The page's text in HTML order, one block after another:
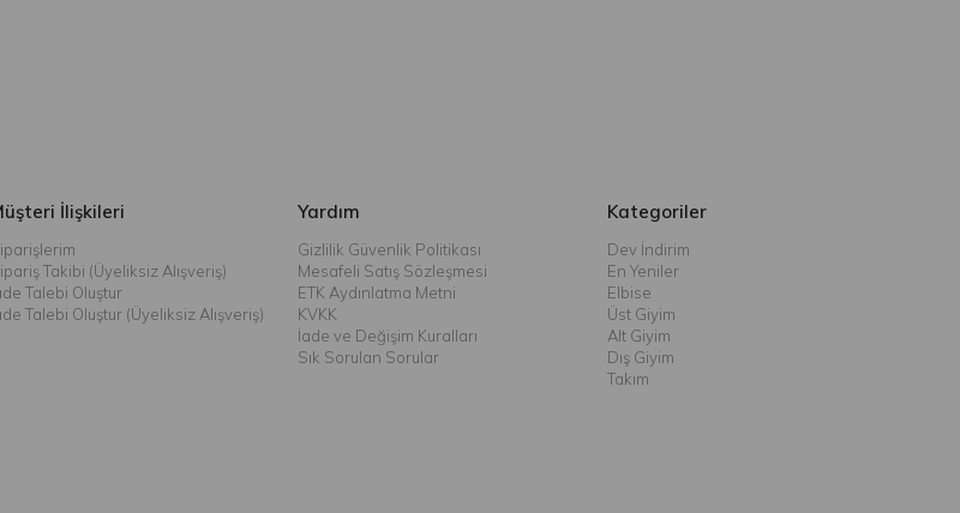
İlişkileri
Takibi (Üyeliksiz Alışveriş)
Talebi Oluştur
Talebi Oluştur (Üyeliksiz Alışveriş)
Yardım
Gizlilik Güvenlik Politikası
Mesafeli Satış Sözleşmesi
ETK Aydınlatma Metni
KVKK
İade ve Değişim Kuralları
Sık Sorulan Sorular
Kategoriler
Dev İndirim
En Yeniler
Elbise
Üst Giyim
Alt Giyim
Dış Giyim
Takım